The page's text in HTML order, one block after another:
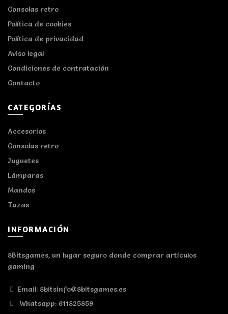
Consolas retro
Política de cookies
Política de privacidad
Aviso legal
Condiciones de contratación
Contacto
CATEGORÍAS
Accesorios
Consolas retro
Juguetes
Lámparas
Mandos
Tazas
INFORMACIÓN
8Bitsgames, un lugar seguro donde comprar artículos
gaming
Email: 8bitsinfo@8bitsgames.es
Whatsapp: 611825859